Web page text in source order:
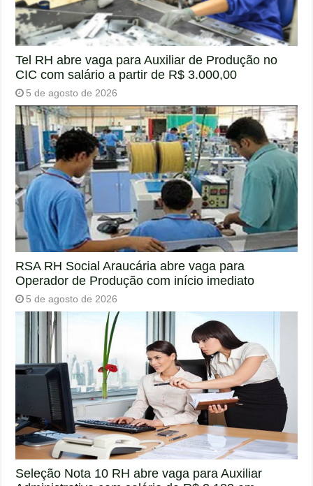
Tel RH abre vaga para Auxiliar de Produção no
CIC com salário a partir de R$ 3.000,00
5 de agosto de 2026
RSA RH Social Araucária abre vaga para
Operador de Produção com início imediato
5 de agosto de 2026
Seleção Nota 10 RH abre vaga para Auxiliar